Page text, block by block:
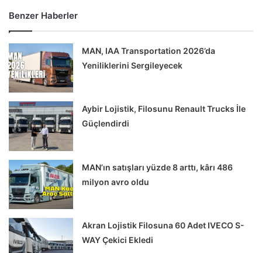
Benzer Haberler
MAN, IAA Transportation 2026’da
Yeniliklerini Sergileyecek
Aybir Lojistik, Filosunu Renault Trucks İle
Güçlendirdi
MAN’ın satışları yüzde 8 arttı, kârı 486
milyon avro oldu
Akran Lojistik Filosuna 60 Adet IVECO S-
WAY Çekici Ekledi